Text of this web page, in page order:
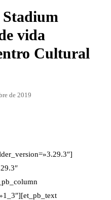
vida
Cultural
de 2019